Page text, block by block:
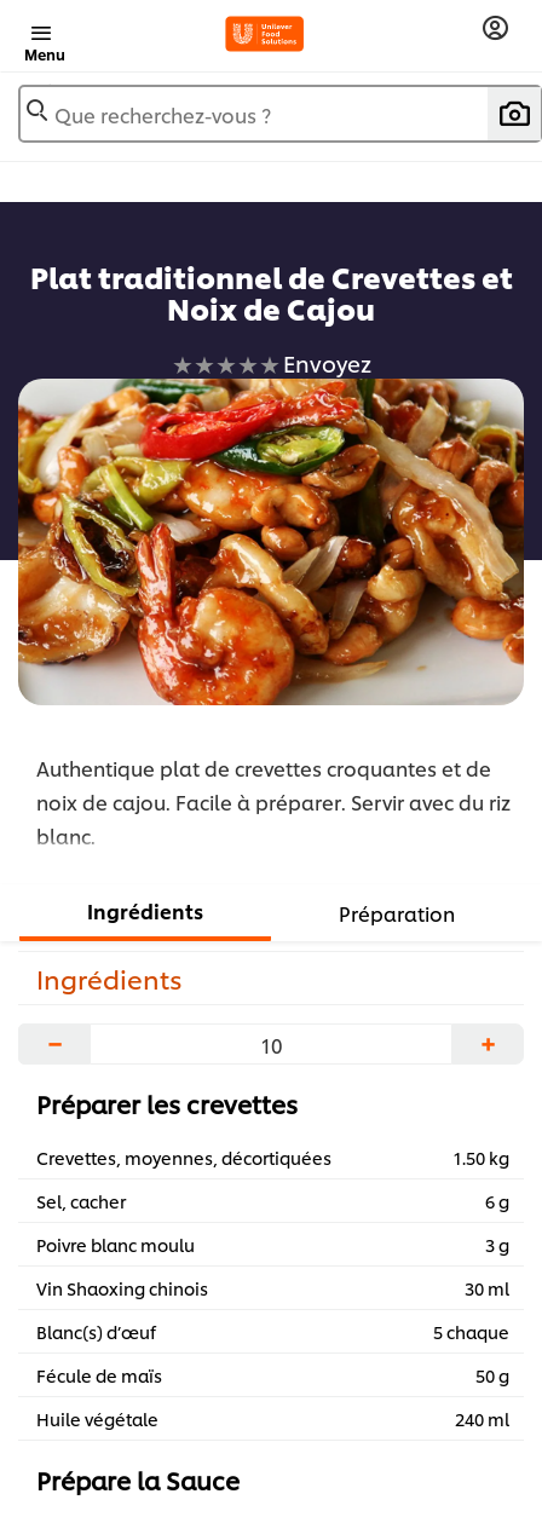
Menu
Que recherchez-vous ?
Plat traditionnel de Crevettes et
Noix de Cajou
Aucune
évaluation
soumise
pour
ce
recipe
Envoyez
Authentique plat de crevettes croquantes et de
noix de cajou. Facile à préparer. Servir avec du riz
blanc.
Ingrédients Préparation
Ingrédients
−
+
Préparer les crevettes
Crevettes, moyennes, décortiquées
1.50 kg
Sel, cacher
6 g
Poivre blanc moulu
3 g
Vin Shaoxing chinois
30 ml
Blanc(s) d’œuf
5 chaque
Fécule de maïs
50 g
Huile végétale
240 ml
Prépare la Sauce